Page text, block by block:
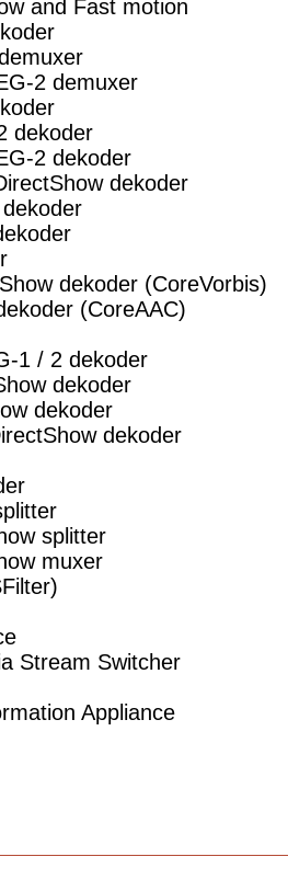
and Fast motion
2 demuxer
dekoder
2 dekoder
dekoder
dekoder (CoreVorbis)
(CoreAAC)
1 / 2 dekoder
dekoder
dekoder
dekoder
splitter
muxer
Stream Switcher
Appliance